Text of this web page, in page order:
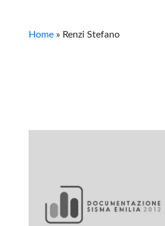
Home » Renzi Stefano